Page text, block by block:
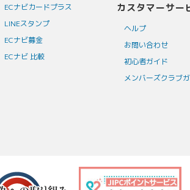
ECナビカードプラス
LINEスタンプ
ECナビ募金
ECナビ 比較
カスタマーサー
ヘルプ
お問い合わせ
初心者ガイド
メンバーズクラブ